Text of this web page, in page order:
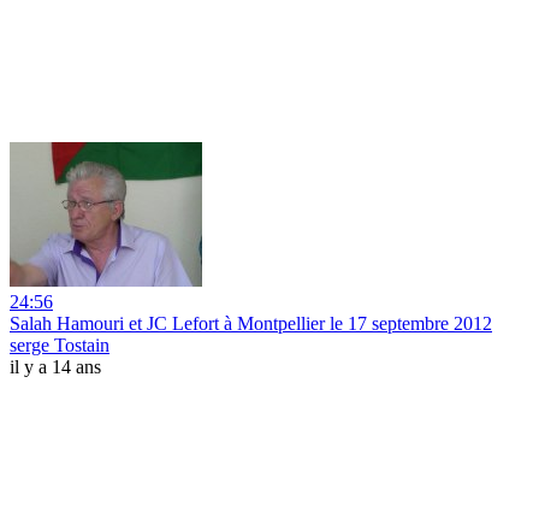
24:56
Salah Hamouri et JC Lefort à Montpellier le 17 septembre 2012
serge Tostain
il y a 14 ans